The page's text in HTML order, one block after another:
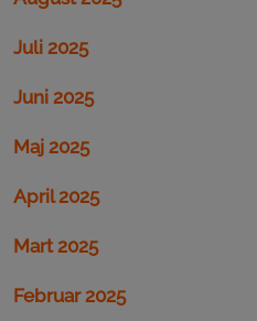
Juli 2025
Juni 2025
Maj 2025
April 2025
Mart 2025
Februar 2025